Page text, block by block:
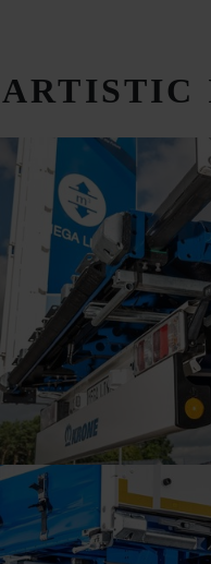
ARTISTIC
View
view